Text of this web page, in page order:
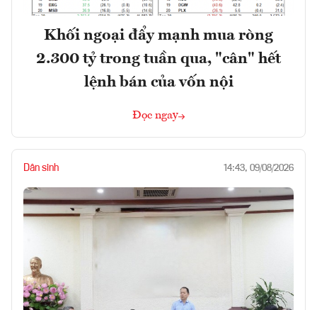
Khối ngoại đẩy mạnh mua ròng
2.300 tỷ trong tuần qua, "cân" hết
lệnh bán của vốn nội
Đọc ngay
Dân sinh 14:43, 09/08/2026